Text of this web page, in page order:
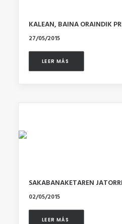
KALEAN, BAINA ORAINDIK
27/05/2015
LEER MÁS
SAKABANAKETAREN
02/05/2015
LEER MÁS